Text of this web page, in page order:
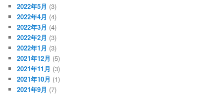
2022年5月 (3)
2022年4月 (4)
2022年3月 (4)
2022年2月 (3)
2022年1月 (3)
2021年12月 (5)
2021年11月 (3)
2021年10月 (1)
2021年9月 (7)